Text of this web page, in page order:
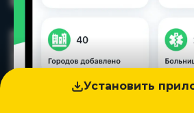
Установить